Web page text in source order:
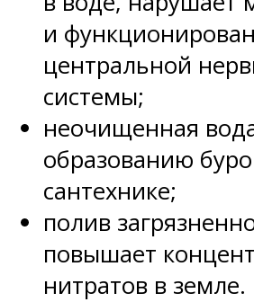
и
центральной
системы;
неочищенная
образованию
сантехнике;
полив
повышает
нитратов в земле.